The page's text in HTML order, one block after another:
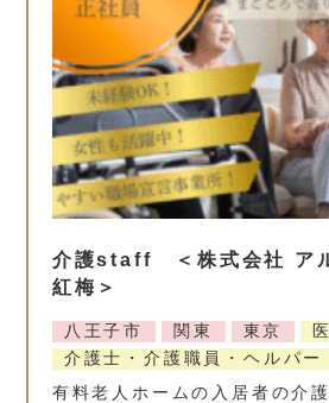
介護staff ＜株式会社 ア
紅梅＞
八王子市 関東 東京
介護士・介護職員・ヘルパー
有料老人ホームの入居者の介